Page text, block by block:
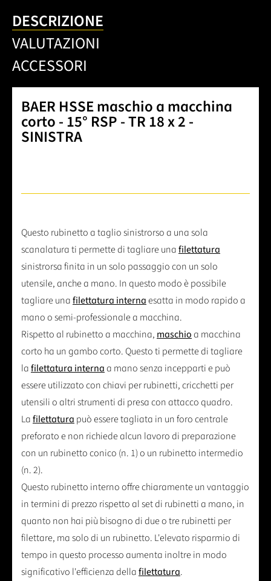
DESCRIZIONE
VALUTAZIONI
ACCESSORI
BAER HSSE maschio a macchina
corto - 15° RSP - TR 18 x 2 -
SINISTRA
Questo rubinetto a taglio sinistrorso a una sola
scanalatura ti permette di tagliare unafilettatura
sinistrorsa finita in un solo passaggio con un solo
utensile, anche a mano. In questo modo è possibile
tagliare unafilettatura internaesatta in modo rapido a
mano o semi-professionale a macchina.
Rispetto al rubinetto a macchina, maschioa macchina
corto ha un gambo corto. Questo ti permette di tagliare
lafilettatura internaa mano senza incepparti e può
essere utilizzato con chiavi per rubinetti, cricchetti per
utensili o altri strumenti di presa con attacco quadro.
Lafilettatura può essere tagliata in un foro centrale
preforato e non richiede alcun lavoro di preparazione
con un rubinetto conico (n. 1) o un rubinetto intermedio
(n. 2).
Questo rubinetto interno offre chiaramente un vantaggio
in termini di prezzo rispetto al set di rubinetti a mano, in
quanto non hai più bisogno di due o tre rubinetti per
filettare, ma solo di un rubinetto. L'elevato risparmio di
tempo in questo processo aumenta inoltre in modo
significativo l'efficienza dellafilettatura.